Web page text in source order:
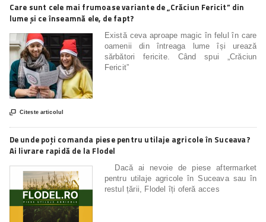
Care sunt cele mai frumoase variante de „Crăciun Fericit” din
lume și ce înseamnă ele, de fapt?
Există ceva aproape magic în felul în care
oamenii din întreaga lume își urează
sărbători fericite. Când spui „Crăciun
Fericit”
 Citeste articolul
De unde poți comanda piese pentru utilaje agricole în Suceava?
Ai livrare rapidă de la Flodel
Dacă ai nevoie de piese aftermarket
pentru utilaje agricole în Suceava sau în
restul țării, Flodel îți oferă acces